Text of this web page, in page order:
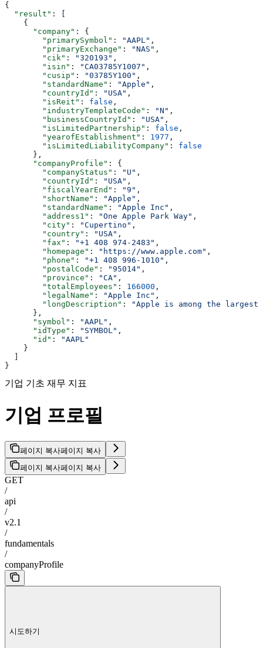
{
  "result"
: [
    {
      "company"
: {
        "primarySymbol"
: "AAPL" ,
        "primaryExchange"
: "NAS" ,
        "cik"
: "320193" ,
        "isin"
: "CA03785Y1007" ,
        "cusip"
: "03785Y100" ,
        "standardName"
: "Apple" ,
        "countryId"
: "USA" ,
        "isReit"
: false ,
        "industryTemplateCode"
: "N" ,
        "businessCountryId"
: "USA" ,
        "isLimitedPartnership"
: false ,
        "yearofEstablishment"
: 1977 ,
        "isLimitedLiabilityCompany"
: false
      },
      "companyProfile"
: {
        "companyStatus"
: "U" ,
        "countryId"
: "USA" ,
        "fiscalYearEnd"
: "9" ,
        "shortName"
: "Apple" ,
        "standardName"
: "Apple Inc" ,
        "address1"
: "One Apple Park Way" ,
        "city"
: "Cupertino" ,
        "country"
: "USA" ,
        "fax"
: "+1 408 974-2483" ,
        "homepage"
: "https://www.apple.com" ,
        "phone"
: "+1 408 996-1010" ,
        "postalCode"
: "95014" ,
        "province"
: "CA" ,
        "totalEmployees"
: 166000 ,
        "legalName"
: "Apple Inc" ,
        "longDescription"
:
"Apple is among the
      },
      "symbol"
: "AAPL" ,
      "idType"
: "SYMBOL" ,
      "id"
:
"AAPL"
    }
}
기업 기초 재무 지표
기업 프로필
페이지 복사페이지 복사
페이지 복사페이지 복사
GET
/
api
/
v2.1
/
fundamentals
/
companyProfile
시도하기